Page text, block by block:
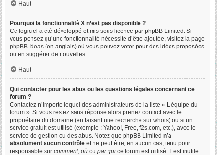
Haut
Pourquoi la fonctionnalité X n’est pas disponible ?
Ce logiciel a été développé et mis sous licence par phpBB Limited. Si
vous pensez qu’une fonctionnalité nécessite d’être ajoutée, visitez la page
phpBB Ideas (en anglais) où vous pouvez voter pour des idées proposées
ou en suggérer de nouvelles.
Haut
Qui contacter pour les abus ou les questions légales concernant ce
forum ?
Contactez n’importe lequel des administrateurs de la liste « L’équipe du
forum ». Si vous restez sans réponse alors prenez contact avec le
propriétaire du domaine (en faisant une recherche sur whois) ou si un
service gratuit est utilisé (exemple : Yahoo!, Free, f2s.com, etc.), avec le
service de gestion ou des abus. Notez que phpBB Limited n’a
absolument aucun contrôle et ne peut être, en aucun cas, tenu pour
responsable sur comment, où ou par qui ce forum est utilisé. Il est inutile